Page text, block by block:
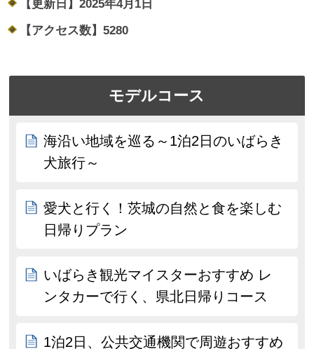
【更新日】 2025年4月1日
【アクセス数】 5280
モデルコース
海沿い地域を巡る～1泊2日のいばらき
犬旅行～
愛犬と行く！茨城の自然と食を楽しむ
日帰りプラン
いばらき観光マイスターおすすめ レ
ンタカーで行く、県北日帰りコース
1泊2日、公共交通機関で周遊おすすめ